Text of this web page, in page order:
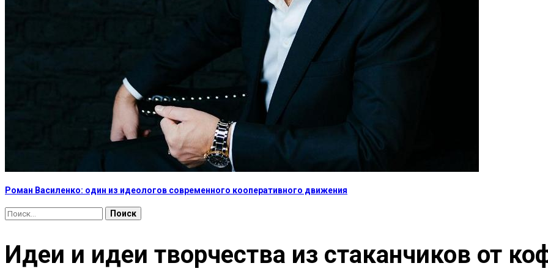
Роман Василенко: один из идеологов современного кооперативного движения
Найти:
Идеи и идеи творчества из стаканчиков от